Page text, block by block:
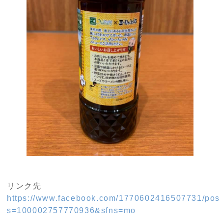
リンク先
https://www.facebook.com/1770602416507731/
s=100002757770936&sfns=mo